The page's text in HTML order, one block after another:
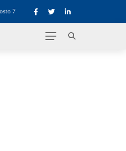
7